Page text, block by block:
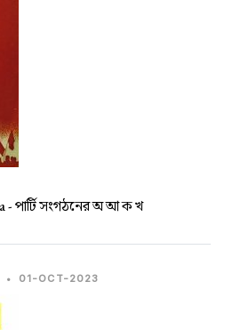
-পার্টি সংগঠনের অ আ ক খ
• 01-OCT-2023